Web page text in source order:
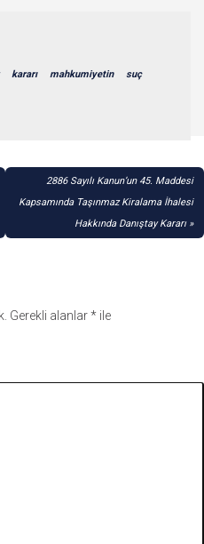
kararı mahkumiyetin suç
2886 Sayılı Kanun’un 45. Maddesi
Kapsamında Taşınmaz Kiralama İhalesi
Hakkında Danıştay Kararı
Gerekli alanlar* ile